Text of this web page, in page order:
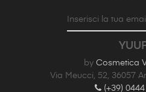
Inserisci la tua
by Cosmetica
Via Meucci, 52, 36057
(+39) 0444